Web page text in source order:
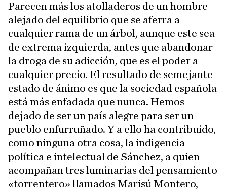
Parecen más los atolladeros de un hombre
alejado del equilibrio que se aferra a
cualquier rama de un árbol, aunque este sea
de extrema izquierda, antes que abandonar
la droga de su adicción, que es el poder a
cualquier precio. El resultado de semejante
estado de ánimo es que la sociedad española
está más enfadada que nunca. Hemos
dejado de ser un país alegre para ser un
pueblo enfurruñado. Y a ello ha contribuido,
como ninguna otra cosa, la indigencia
política e intelectual de Sánchez, a quien
acompañan tres luminarias del pensamiento
«torrentero» llamados Marisú Montero,